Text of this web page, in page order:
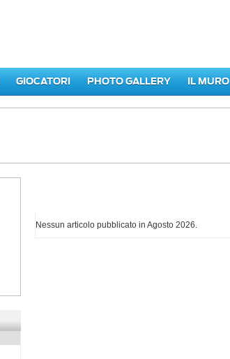
GIOCATORI PHOTO GALLERY IL MURO
Nessun articolo pubblicato in Agosto 2026.